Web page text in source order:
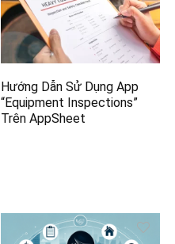
Hướng Dẫn Sử Dụng App
“Equipment Inspections”
Trên AppSheet